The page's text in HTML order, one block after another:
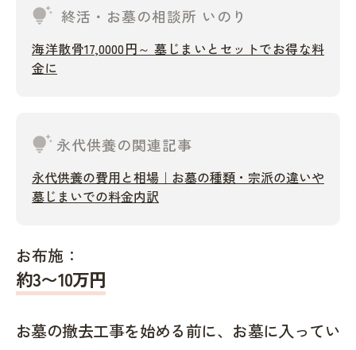
tips_and_updates 終活・お墓の相談所 いのり
海洋散骨17,0000円～ 墓じまいとセットでお得な料
金に
tips_and_updates 永代供養の関連記事
永代供養の費用と相場｜お墓の種類・宗派の違いや
墓じまいでの料金内訳
お布施：
約3〜10万円
お墓の撤去工事を始める前に、お墓に入ってい